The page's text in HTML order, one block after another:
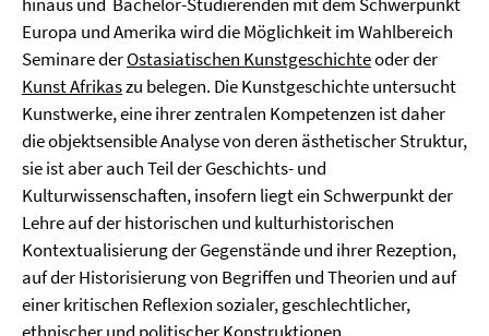
Europa und Amerika wird die Möglichkeit im Wahlbereich
Seminare derOstasiatischen Kunstgeschichteoder der
Kunst Afrikaszu belegen. Die Kunstgeschichte untersucht
Kunstwerke, eine ihrer zentralen Kompetenzen ist daher
die objektsensible Analyse von deren ästhetischer Struktur,
sie ist aber auch Teil der Geschichts- und
Kulturwissenschaften, insofern liegt ein Schwerpunkt der
Lehre auf der historischen und kulturhistorischen
Kontextualisierung der Gegenstände und ihrer Rezeption,
auf der Historisierung von Begriffen und Theorien und auf
einer kritischen Reflexion sozialer, geschlechtlicher,